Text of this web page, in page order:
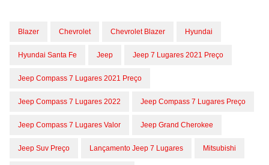
Blazer Chevrolet Chevrolet Blazer Hyundai
Hyundai Santa Fe Jeep Jeep 7 Lugares 2021 Preço
Jeep Compass 7 Lugares 2021 Preço
Jeep Compass 7 Lugares 2022 Jeep Compass 7 Lugares Preço
Jeep Compass 7 Lugares Valor Jeep Grand Cherokee
Jeep Suv Preço Lançamento Jeep 7 Lugares Mitsubishi